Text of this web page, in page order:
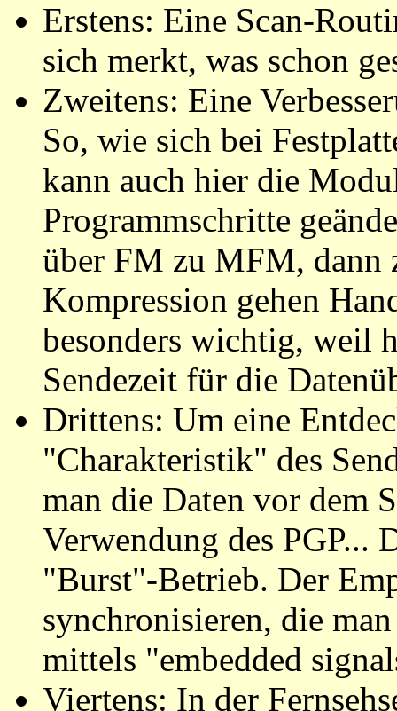
Erstens: Eine Scan-
sich merkt, was schon
Zweitens: Eine
So, wie sich bei
kann auch hier die
Programmschritte
über FM zu MFM,
Kompression gehen
besonders wichtig, weil
Sendezeit für die
Drittens: Um eine
"Charakteristik" des
man die Daten vor dem
Verwendung des PGP...
"Burst"-Betrieb. Der
synchronisieren, die
mittels "embedded
Viertens: In der